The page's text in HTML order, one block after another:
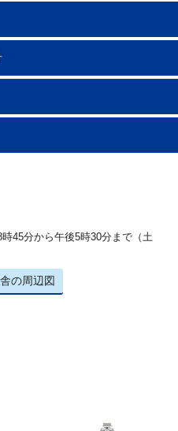
45分から午後5時30分まで（土
の周辺図